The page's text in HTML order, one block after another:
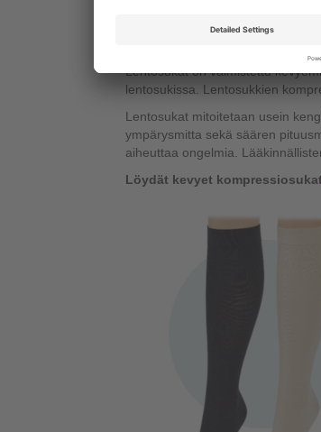
Lentosukat on suunniteltu
lentomatkojen lisäksi pitkille
Lentosukat on valmistettu
lentosukissa. Lentosukkien
Lentosukat mitoitetaan usein
ympärysmitta sekä säären
aiheuttaa ongelmia.
Löydät kevyet kompressiosukat